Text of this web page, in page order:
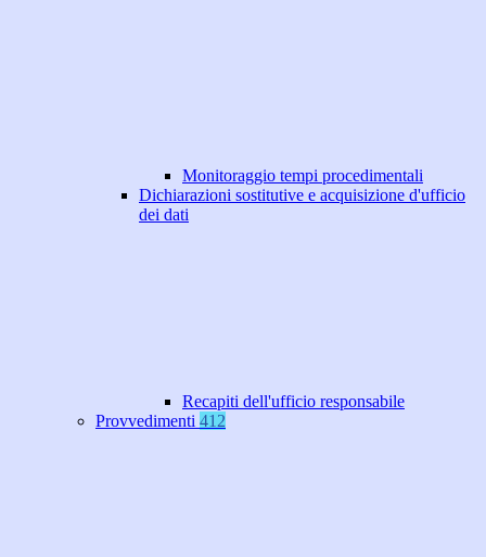
Monitoraggio tempi procedimentali
Dichiarazioni sostitutive e acquisizione d'ufficio
dei dati
Recapiti dell'ufficio responsabile
Provvedimenti 412